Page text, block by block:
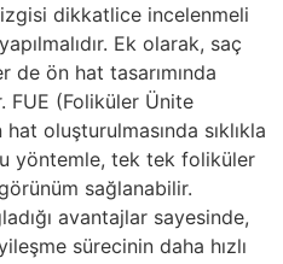
dikkatlice incelenmeli
Ek olarak, saç
de ön hat tasarımında
FUE (Foliküler Ünite
oluşturulmasında sıklıkla
yöntemle, tek tek foliküler
sağlanabilir.
avantajlar sayesinde,
sürecinin daha hızlı